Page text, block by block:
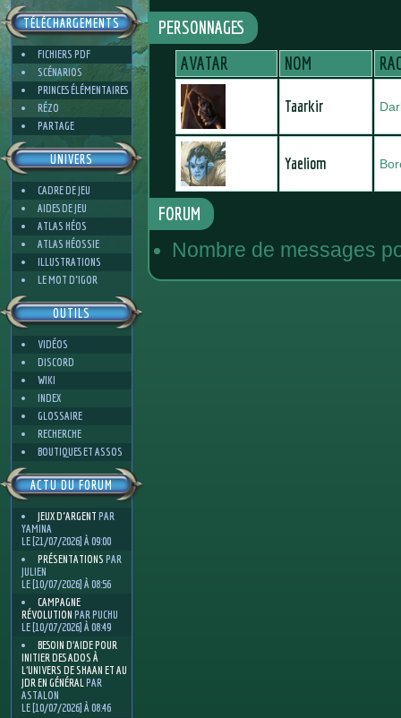
TÉLÉCHARGEMENTS
FICHIERS PDF
SCÉNARIOS
PRINCES ÉLÉMENTAIRES
RÉZO
PARTAGE
UNIVERS
CADRE DE JEU
AIDES DE JEU
ATLAS HÉOS
ATLAS HÉOSSIE
ILLUSTRATIONS
LE MOT D'IGOR
OUTILS
VIDÉOS
DISCORD
WIKI
INDEX
GLOSSAIRE
RECHERCHE
BOUTIQUES ET ASSOS
ACTU DU FORUM
JEUX D'ARGENT PAR
YAMINA
LE [21/07/2026] À 09:00
PRÉSENTATIONS PAR
JULIEN
LE [10/07/2026] À 08:56
CAMPAGNE
RÉVOLUTION PAR PUCHU
LE [10/07/2026] À 08:49
BESOIN D’AIDE POUR
INITIER DES ADOS À
L’UNIVERS DE SHAAN ET AU
JDR EN GÉNÉRALPAR
ASTALON
LE [10/07/2026] À 08:46
PERSONNAGES
AVATAR
NOM
Taarkir
Yaeliom
FORUM
Nombre de messages